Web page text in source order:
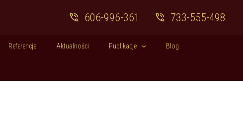
606-996-361 733-555-498
Referencje Aktualności Publikacje Blog